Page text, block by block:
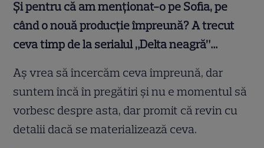
Și pentru că am menționat-o pe Sofia, pe
când o nouă producție împreună? A trecut
ceva timp de la serialul „Delta neagră”…
Aș vrea să încercăm ceva împreună, dar
suntem încă în pregătiri și nu e momentul să
vorbesc despre asta, dar promit că revin cu
detalii dacă se materializează ceva.